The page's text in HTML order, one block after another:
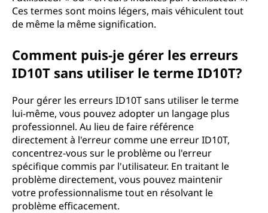
Ces termes sont moins légers, mais véhiculent tout
de même la même signification.
Comment puis-je gérer les erreurs
ID10T sans utiliser le terme ID10T?
Pour gérer les erreurs ID10T sans utiliser le terme
lui-même, vous pouvez adopter un langage plus
professionnel. Au lieu de faire référence
directement à l'erreur comme une erreur ID10T,
concentrez-vous sur le problème ou l'erreur
spécifique commis par l'utilisateur. En traitant le
problème directement, vous pouvez maintenir
votre professionnalisme tout en résolvant le
problème efficacement.